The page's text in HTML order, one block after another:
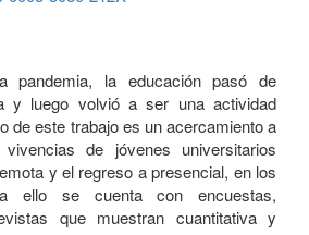
la educación pasó de
y luego volvió a ser una actividad
de este trabajo es un acercamiento a
de jóvenes universitarios
y el regreso a presencial, en los
ello se cuenta con encuestas,
que muestran cuantitativa y